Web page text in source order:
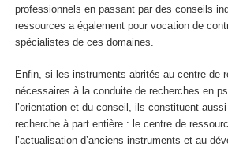
professionnels en passant par des conseils
ressources a également pour vocation de
spécialistes de ces domaines.
Enfin, si les instruments abrités au centre de
nécessaires à la conduite de recherches en
l’orientation et du conseil, ils constituent
recherche à part entière : le centre de
l’actualisation d’anciens instruments et au